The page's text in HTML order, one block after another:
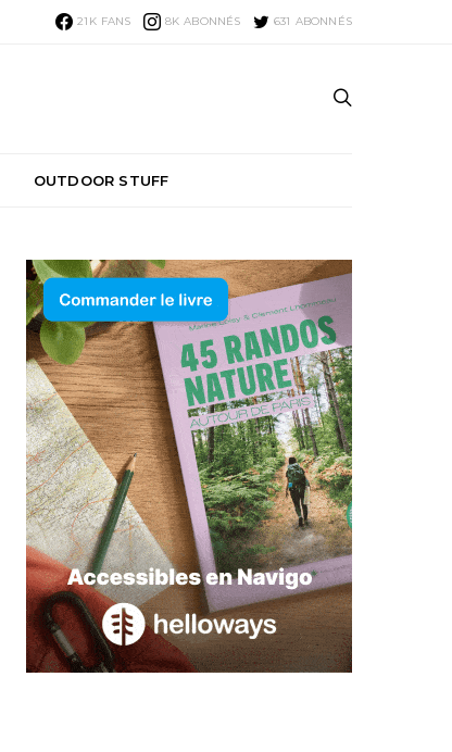
21K FANS 8K ABONNÉS 631 ABONNÉS
OUTDOOR STUFF